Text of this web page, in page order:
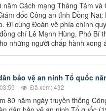
năm Cách mạng Tháng Tám
đốc Công an tỉnh Đồng
Đi cùng Đoàn về phía chính
chí Lê Mạnh Hùng, Phó Bí
những người chấp hành
bảo vệ an ninh Tổ quốc
Đã xem: 432
80 năm ngày truyền thống